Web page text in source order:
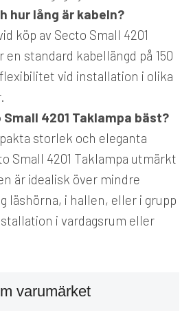
varumärket
hur lång är kabeln?
köp av Secto Small 4201
en standard kabellängd på 150
vid installation i olika
4201 Taklampa bäst?
storlek och eleganta
Small 4201 Taklampa utmärkt
är idealisk över mindre
läshörna, i hallen, eller i grupp
i vardagsrum eller